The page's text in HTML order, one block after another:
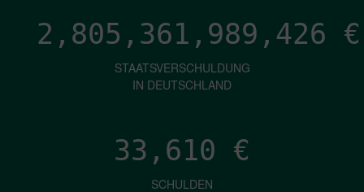
2,805,361,992,387 €
STAATSVERSCHULDUNG
IN DEUTSCHLAND
33,610 €
SCHULDEN